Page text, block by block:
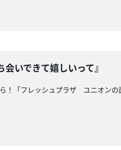
いできて嬉しいって』
「フレッシュプラザ ユニオンの